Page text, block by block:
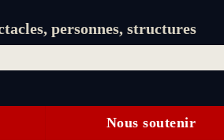
personnes, structures
Nous soutenir